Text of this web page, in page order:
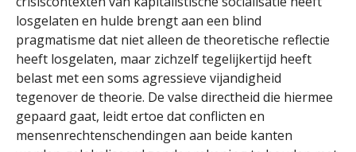
losgelaten en hulde brengt aan een blind
pragmatisme dat niet alleen de theoretische reflectie
heeft losgelaten, maar zichzelf tegelijkertijd heeft
belast met een soms agressieve vijandigheid
tegenover de theorie. De valse directheid die hiermee
gepaard gaat, leidt ertoe dat conflicten en
mensenrechtenschendingen aan beide kanten